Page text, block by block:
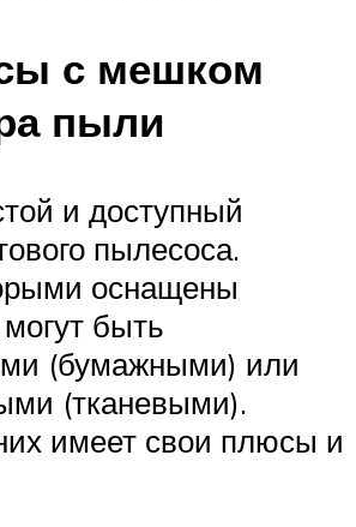
с мешком
пыли
и доступный
пылесоса.
оснащены
быть
(бумажными) или
(тканевыми).
имеет свои плюсы и